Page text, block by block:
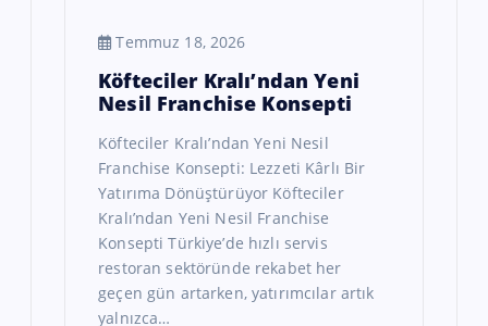
Temmuz 18, 2026
Köfteciler Kralı’ndan Yeni
Nesil Franchise Konsepti
Köfteciler Kralı’ndan Yeni Nesil
Franchise Konsepti: Lezzeti Kârlı Bir
Yatırıma Dönüştürüyor Köfteciler
Kralı’ndan Yeni Nesil Franchise
Konsepti Türkiye’de hızlı servis
restoran sektöründe rekabet her
geçen gün artarken, yatırımcılar artık
yalnızca…